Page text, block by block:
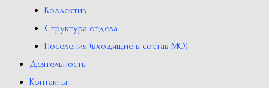
Коллектив
Структура отдела
Поселения (входящие в состав МО)
Деятельность
Контакты